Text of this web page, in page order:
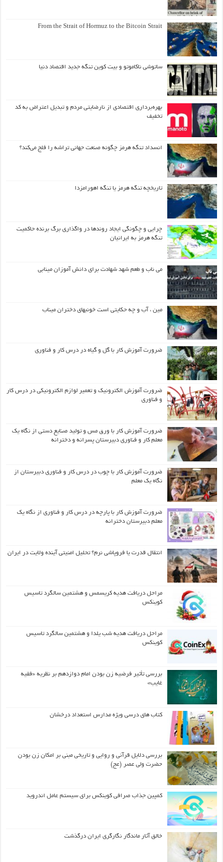
From the Strait of Hormuz to the Bitcoin Strait
ساتوشی ناکاموتو و بیت کوین تنگه جدید اقتصاد دنیا
بهره‌برداری اقتصادی از نارضایتی مردم و تبدیل اعتراض به کد
تخفیف
انسداد تنگه هرمز چگونه صنعت جهانی تراشه را فلج می‌کند؟
تاریخچه تنگه هرمز یا تنگه اهورامزدا
چرایی و چگونگی ایجاد روندها در واگذاری برگ برنده حاکمیت
تنگه هرمز به ایرانیان
می ناب و طعم شهد شهادت برای دانش آموزان مینابی
مین ، آب و چه حکایتی است خونبهای دختران میناب
ضرورت آموزش کار با گل و گیاه در درس کار و فناوری
ضرورت آموزش الکترونیک و تعمیر لوازم الکترونیکی در درس کار
و فناوری
ضرورت آموزش کار با ورق مس و تولید صنایع دستی از نگاه یک
معلم کار و فناوری دبیرستان پسرانه و دخترانه
ضرورت آموزش کار با چوب در درس کار و فناوری دبیرستان از
نگاه یک معلم
ضرورت آموزش کار با پارچه در درس کار و فناوری از نگاه یک
معلم دبیرستان دخترانه
انتقال قدرت یا فروپاشی نرم؟ تحلیل امنیتی آینده ولایت در ایران
مراحل دریافت هدیه کریسمس و هشتمین سالگرد تاسیس
کوینکس
مراحل دریافت هدیه شب یلدا و هشتمین سالگرد تاسیس
کوینکس
بررسی تأثیر فرضیه زن بودن امام دوازدهم بر نظریه «فقیه
غایب»
کتاب های درسی ویژه مدارس استعداد درخشان
بررسی دلایل قرآنی و روایی و تاریخی مبنی بر امکان زن بودن
حضرت ولی عصر (عج)
کمپین جذاب صرافی کوینکس برای سیستم عامل اندروید
خالق آثار ماندگار نگارگری ایران درگذشت